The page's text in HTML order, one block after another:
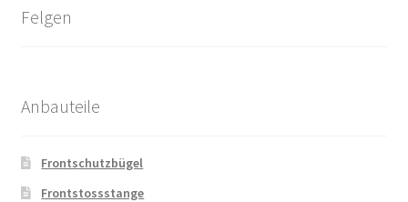
Felgen
Anbauteile
Frontschutzbügel
Frontstossstange